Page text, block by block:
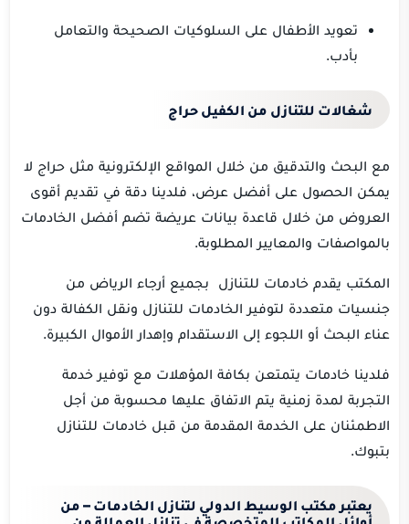
تعويد الأطفال على السلوكيات الصحيحة والتعامل
بأدب.
شغالات للتنازل من الكفيل حراج
مع البحث والتدقيق من خلال المواقع الإلكترونية مثل حراج لا
يمكن الحصول على أفضل عرض، فلدينا دقة في تقديم أقوى
العروض من خلال قاعدة بيانات عريضة تضم أفضل الخادمات
بالمواصفات والمعايير المطلوبة.
المكتب يقدم خادمات للتنازل بجميع أرجاء الرياض من
جنسيات متعددة لتوفير الخادمات للتنازل ونقل الكفالة دون
عناء البحث أو اللجوء إلى الاستقدام وإهدار الأموال الكبيرة.
فلدينا خادمات يتمتعن بكافة المؤهلات مع توفير خدمة
التجربة لمدة زمنية يتم الاتفاق عليها محسوبة من أجل
الاطمئنان على الخدمة المقدمة من قبل خادمات للتنازل
بتبوك.
يعتبر مكتب الوسيط الدولي لتنازل الخادمات – من